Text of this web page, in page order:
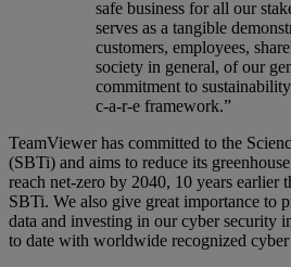
safe business for all our
serves as a tangible
customers, employees,
society in general, of our
commitment to
c-a-r-e framework.”
TeamViewer has committed to the
(SBTi) and aims to reduce its
reach net-zero by 2040, 10 years earlier
SBTi. We also give great importance to
data and investing in our cyber security
to date with worldwide recognized